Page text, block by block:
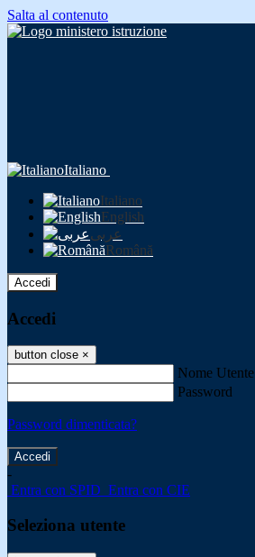
Salta al contenuto
Italiano
Italiano
English
عربى
Română
Accedi
Accedi
button close ×
Nome Utente
Password
Password dimenticata?
-
Entra con SPID Entra con CIE
Seleziona utente